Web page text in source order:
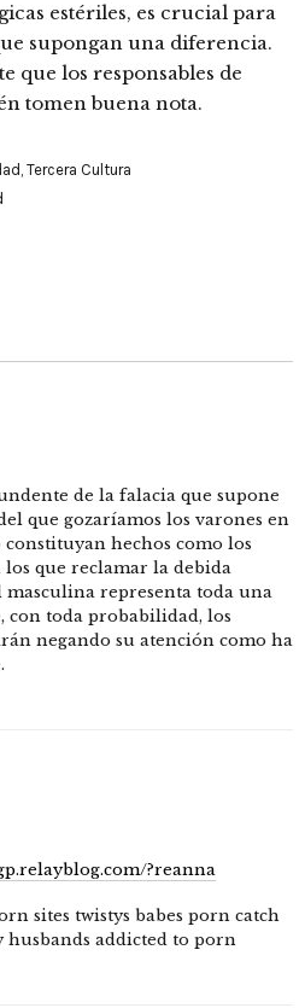
estériles, es crucial para
supongan una diferencia.
que los responsables de
tomen buena nota.
, Tercera Cultura
de la falacia que supone
que gozaríamos los varones en
hechos como los
que reclamar la debida
representa toda una
con toda probabilidad, los
negando su atención como ha
?reanna
sites twistys babes porn catch
addicted to porn